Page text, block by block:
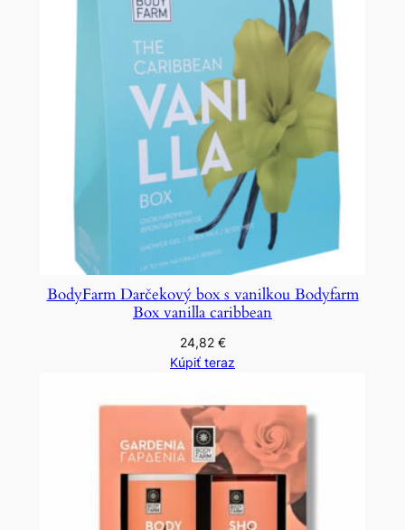
BodyFarm Darčekový box s vanilkou Bodyfarm
Box vanilla caribbean
24,82 €
Kúpiť teraz